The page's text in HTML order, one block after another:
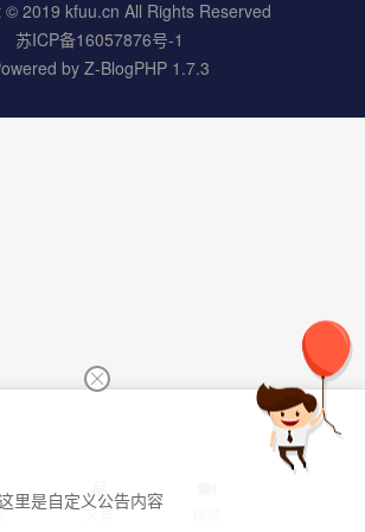
© 2019 kfuu.cn All Rights Reserved
苏ICP备16057876号-1
by Z-BlogPHP 1.7.3
文章
里是自定义公告内容